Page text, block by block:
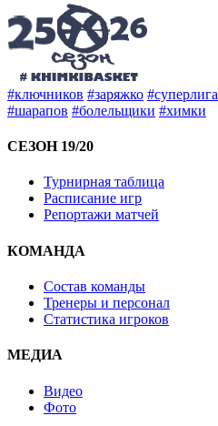
#ключников #заряжко #суперлига
#шарапов #болельщики #химки
СЕЗОН 19/20
Турнирная таблица
Расписание игр
Репортажи матчей
КОМАНДА
Состав команды
Тренеры и персонал
Статистика игроков
МЕДИА
Видео
Фото